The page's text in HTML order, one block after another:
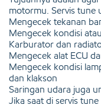
motormu. Servis tune
Mengecek tekanan
Mengecek kondisi
Karburator dan
Mengecek alat ECU
Mengecek kondisi
dan klakson
Saringan udara juga
Jika saat di servis